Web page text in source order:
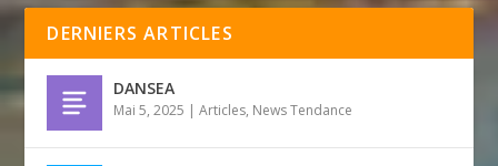
DERNIERS ARTICLES
DANSEA
Mai 5, 2025 |Articles, News Tendance